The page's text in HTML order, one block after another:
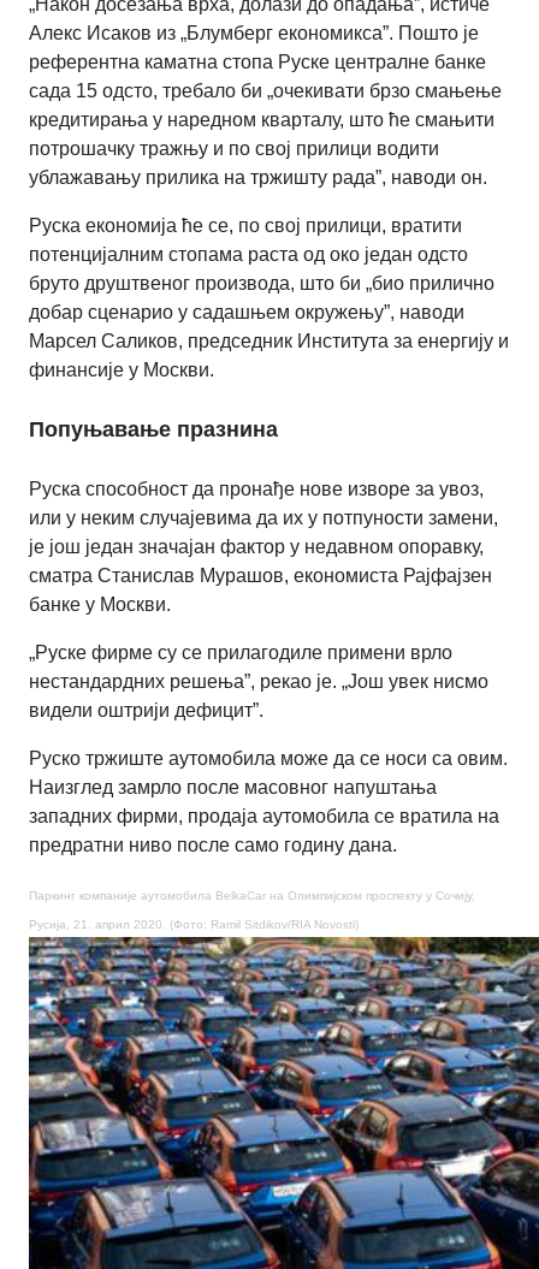
Алекс Исаков из „Блумберг економикса”. Пошто је
референтна каматна стопа Руске централне банке
сада 15 одсто, требало би „очекивати брзо смањење
кредитирања у наредном кварталу, што ће смањити
потрошачку тражњу и по свој прилици водити
ублажавању прилика на тржишту рада”, наводи он.
Руска економија ће се, по свој прилици, вратити
потенцијалним стопама раста од око један одсто
бруто друштвеног производа, што би „био прилично
добар сценарио у садашњем окружењу”, наводи
Марсел Саликов, председник Института за енергију и
финансије у Москви.
Попуњавање празнина
Руска способност да пронађе нове изворе за увоз,
или у неким случајевима да их у потпуности замени,
је још један значајан фактор у недавном опоравку,
сматра Станислав Мурашов, економиста Рајфајзен
банке у Москви.
„Руске фирме су се прилагодиле примени врло
нестандардних решења”, рекао је. „Још увек нисмо
видели оштрији дефицит”.
Руско тржиште аутомобила може да се носи са овим.
Наизглед замрло после масовног напуштања
западних фирми, продаја аутомобила се вратила на
предратни ниво после само годину дана.
Паркинг компаније аутомобила BelkaCar на Олимпијском проспекту у Сочију,
Русија, 21. април 2020. (Фото: Ramil Sitdikov/RIA Novosti)